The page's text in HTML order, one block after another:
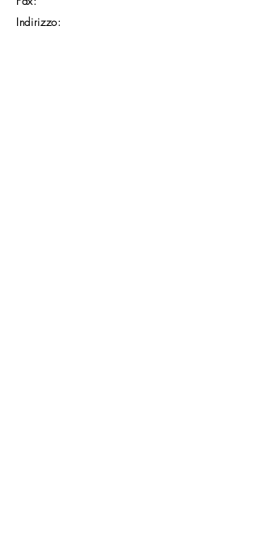
Indirizzo: